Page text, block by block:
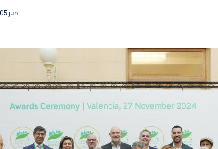
05 jun
Com o título de CVE 2026 Guimarães terá ainda